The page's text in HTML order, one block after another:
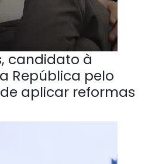
candidato à
República pelo
aplicar reformas